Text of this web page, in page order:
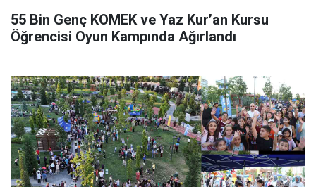
55 Bin Genç KOMEK ve Yaz Kur’an Kursu
Öğrencisi Oyun Kampında Ağırlandı